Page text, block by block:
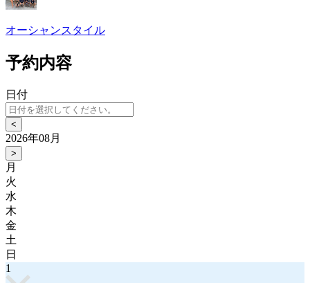
オーシャンスタイル
予約内容
日付
<
2026年08月
>
月
火
水
木
金
土
日
1